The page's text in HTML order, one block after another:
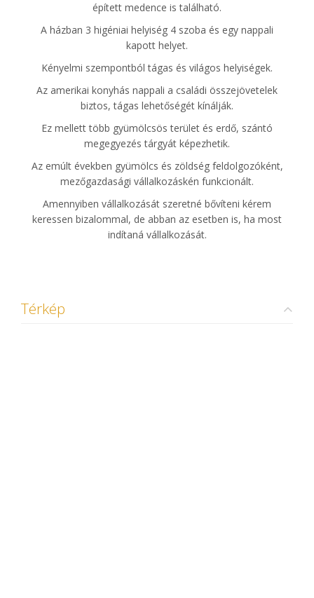
épített medence is található.
A házban 3 higéniai helyiség 4 szoba és egy nappali
kapott helyet.
Kényelmi szempontból tágas és világos helyiségek.
Az amerikai konyhás nappali a családi összejövetelek
biztos, tágas lehetőségét kínálják.
Ez mellett több gyümölcsös terület és erdő, szántó
megegyezés tárgyát képezhetik.
Az emúlt években gyümölcs és zöldség feldolgozóként,
mezőgazdasági vállalkozáskén funkcionált.
Amennyiben vállalkozását szeretné bővíteni kérem
keressen bizalommal, de abban az esetben is, ha most
indítaná vállalkozását.
Térkép